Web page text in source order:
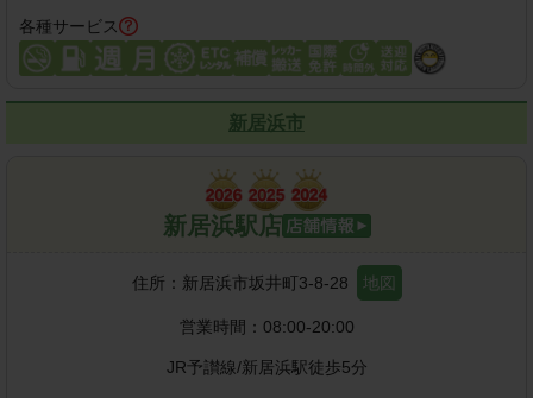
各種サービス
新居浜市
新居浜駅店
住所： 新居浜市坂井町3-8-28 地図
営業時間： 08:00-20:00
JR予讃線/新居浜駅徒歩5分